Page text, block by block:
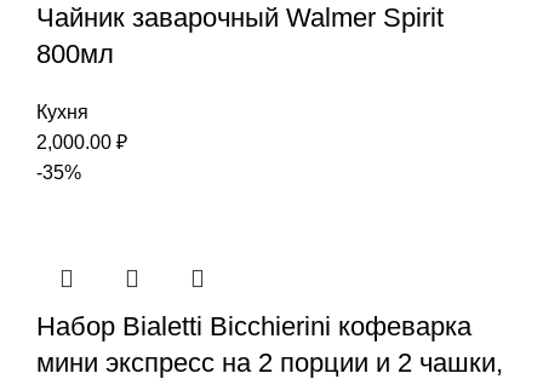
Чайник заварочный Walmer Spirit
800мл
Кухня
2,000.00 ₽
-35%
Набор Bialetti Bicchierini кофеварка
мини экспресс на 2 порции и 2 чашки,